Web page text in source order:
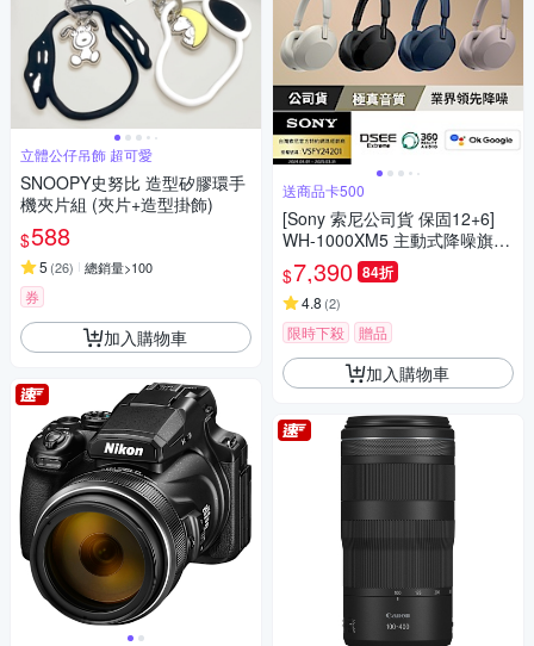
立體公仔吊飾 超可愛
SNOOPY史努比 造型矽膠環手
機夾片組 (夾片+造型掛飾)
$588
5 (26) 總銷量>100
券
加入購物車
送商品卡500
[Sony 索尼公司貨 保固12+6]
WH-1000XM5 主動式降噪旗艦
藍牙耳機(頂級降噪 /極真音質/
配戴舒適)
$7,390 84折
4.8 (2)
限時下殺 贈品
加入購物車